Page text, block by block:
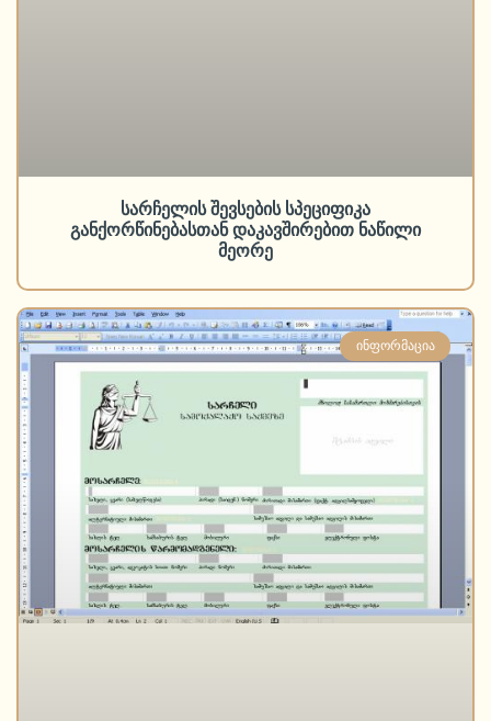
სარჩელის შევსების სპეციფიკა
განქორწინებასთან დაკავშირებით ნაწილი
მეორე
ᲘᲜᲤᲝᲠᲛᲐᲪᲘᲐ